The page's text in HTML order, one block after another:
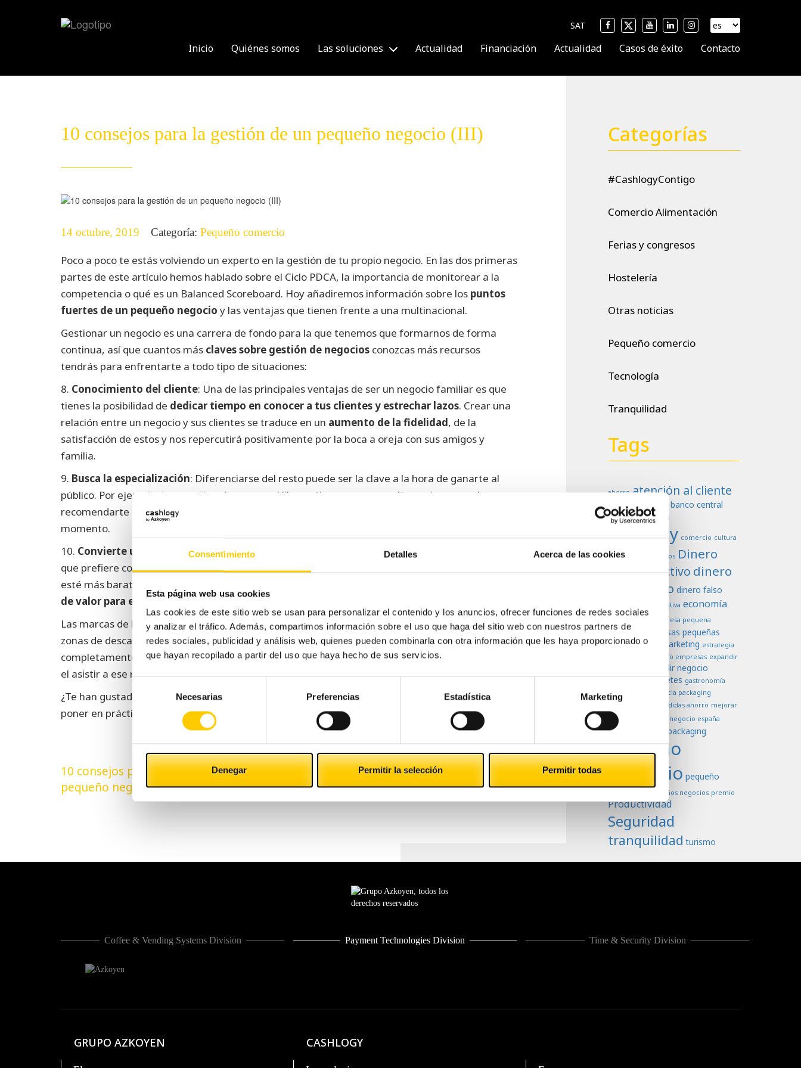
Consentimiento Detalles Acerca de las cookies
Esta página web usa cookies
Las cookies de este sitio web se usan para personalizar el contenido y los anuncios, ofrecer funciones de redes sociales
y analizar el tráfico. Además, compartimos información sobre el uso que haga del sitio web con nuestros partners de
redes sociales, publicidad y análisis web, quienes pueden combinarla con otra información que les haya proporcionado o
que hayan recopilado a partir del uso que haya hecho de sus servicios.
consentimiento
Necesarias Preferencias Estadística Marketing
Denegar Permitir la selección Permitir todas
SAT
Inicio Quiénes somos Las soluciones Actualidad Financiación Actualidad Casos de éxito Contacto
10 consejos para la gestión de un pequeño negocio (III)
14 octubre, 2019 Categoría: Pequeño comercio
Poco a poco te estás volviendo un experto en la gestión de tu propio negocio. En las dos primeras
partes de este artículo hemos hablado sobre el Ciclo PDCA, la importancia de monitorear a la
competencia o qué es un Balanced Scoreboard. Hoy añadiremos información sobre los puntos
fuertes de un pequeño negocio y las ventajas que tienen frente a una multinacional.
Gestionar un negocio es una carrera de fondo para la que tenemos que formarnos de forma
continua, así que cuantos más claves sobre gestión de negocios conozcas más recursos
tendrás para enfrentarte a todo tipo de situaciones:
8. Conocimiento del cliente: Una de las principales ventajas de ser un negocio familiar es que
tienes la posibilidad de dedicar tiempo en conocer a tus clientes y estrechar lazos. Crear una
relación entre un negocio y sus clientes se traduce en un aumento de la fidelidad, de la
satisfacción de estos y nos repercutirá positivamente por la boca a oreja con sus amigos y
familia.
9. Busca la especialización: Diferenciarse del resto puede ser la clave a la hora de ganarte al
público. Por ejemplo, ir a una librería porque el librero tiene una gran cultura, siempre sabe
recomendarte buenos libros y te introduce a nuevos autores que desconocías hasta ese
momento.
10. Convierte una venta en una experiencia
: ¿Alguna vez te has preguntado por qué hay gente
que prefiere comprar en una tienda física antes que, en internet, aunque el mismo producto
esté más barato online? La clave está en
de valor para el cliente.
Las marcas de lujo consiguen esto con una atención exquisita en sus boutiques, donde ofrecen
zonas de descanso, comida y bebida personalizada o incluso servicios de estética
completamente gratuitos para sus clientes. En definitiva, una serie de elementos que convierten
el asistir a ese negocio en un momento de disfrute y placer para el cliente.
¿Te han gustado nuestros consejos para mejorar la gestión de tu negocio? ¿Has empezado ya a
poner en práctica alguno de ellos?
Navegación
de
10 consejos para la gestión de un
pequeño negocio (II)
Mejora la situación financiera de tu
negocio en 6 pasos
Categorías
#CashlogyContigo
Comercio Alimentación
Ferias y congresos
Hostelería
Otras noticias
Pequeño comercio
Tecnología
Tranquilidad
Tags
ahorro atención al cliente
aumento negocios
banco central
europeo billetes
Cashlogy comercio cultura
dificultades negocios Dinero
dinero efectivo dinero
en efectivo dinero falso
economia colaborativa economía
Efectivo
empresa pequena
empresas pequeñas
estrategia de marketing estrategia
exito empresas expandir
expandir negocio
falsificación billetes gastronomía
higiene importancia packaging
marketing medidas ahorro mejorar
ventas
negocio españa
negocios packaging
pequeño
comercio pequeño
negoccio
pequeños negocios premio
Productividad
Seguridad
tranquilidad turismo
Coffee & Vending Systems Division Payment Technologies Division Time & Security Division
GRUPO AZKOYEN CASHLOGY